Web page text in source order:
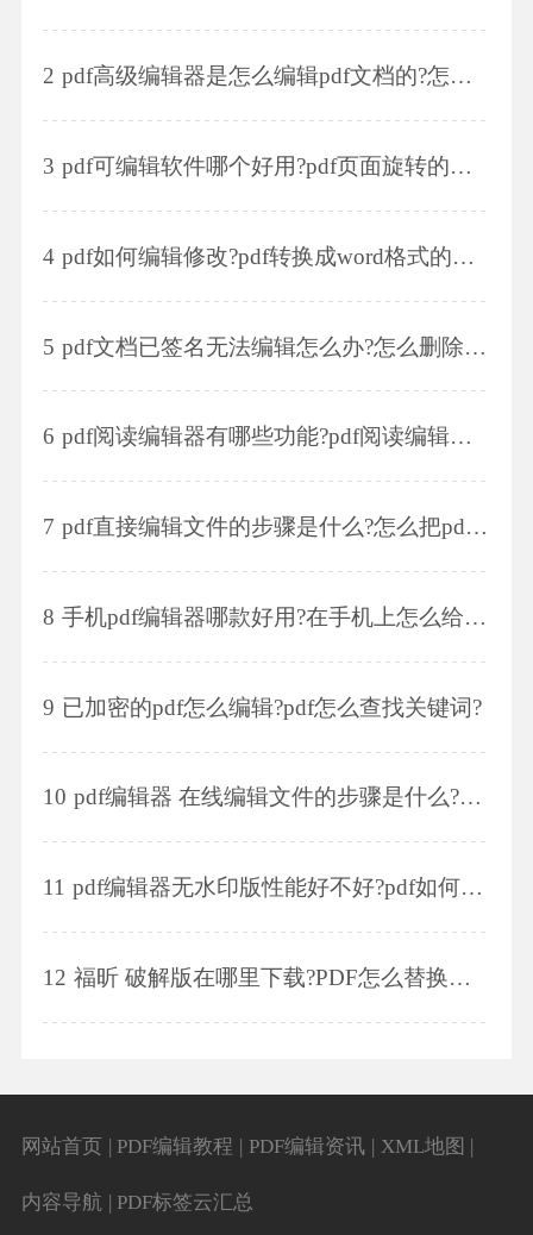
2 pdf高级编辑器是怎么编辑pdf文档的?怎么修改pdf页边距?
3 pdf可编辑软件哪个好用?pdf页面旋转的方法有哪些?
4 pdf如何编辑修改?pdf转换成word格式的方法是什么?
5 pdf文档已签名无法编辑怎么办?怎么删除pdf页面?
6 pdf阅读编辑器有哪些功能?pdf阅读编辑器怎么编辑PDF文件?
7 pdf直接编辑文件的步骤是什么?怎么把pdf文件拆分成单页?
8 手机pdf编辑器哪款好用?在手机上怎么给pdf文件添加水印?
9 已加密的pdf怎么编辑?pdf怎么查找关键词?
10 pdf编辑器 在线编辑文件的步骤是什么?pdf编辑器怎么修改文件背景颜色?
11 pdf编辑器无水印版性能好不好?pdf如何分割拆分?
12 福昕 破解版在哪里下载?PDF怎么替换文字?
网站首页 | PDF编辑教程 | PDF编辑资讯 | XML地图 |
内容导航 | PDF标签云汇总